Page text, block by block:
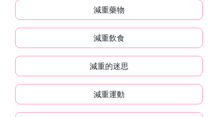
減重藥物
減重飲食
減重的迷思
減重運動